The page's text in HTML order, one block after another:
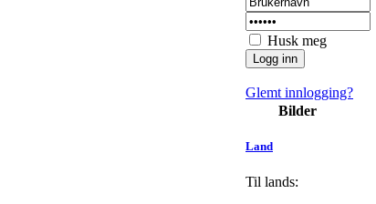
Husk meg
Glemt innlogging?
Bilder
Land
Til lands: